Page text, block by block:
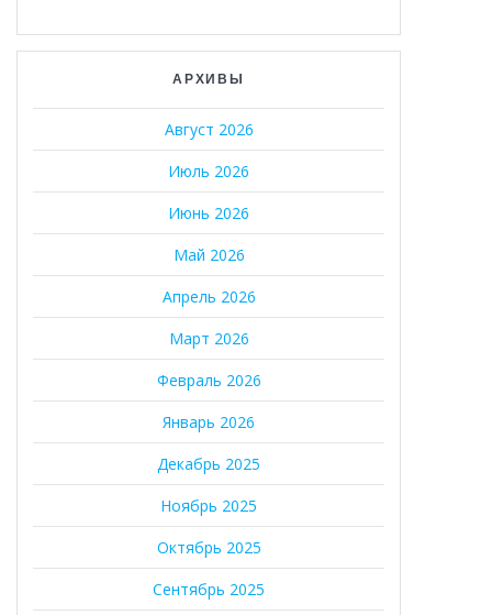
АРХИВЫ
Август 2026
Июль 2026
Июнь 2026
Май 2026
Апрель 2026
Март 2026
Февраль 2026
Январь 2026
Декабрь 2025
Ноябрь 2025
Октябрь 2025
Сентябрь 2025